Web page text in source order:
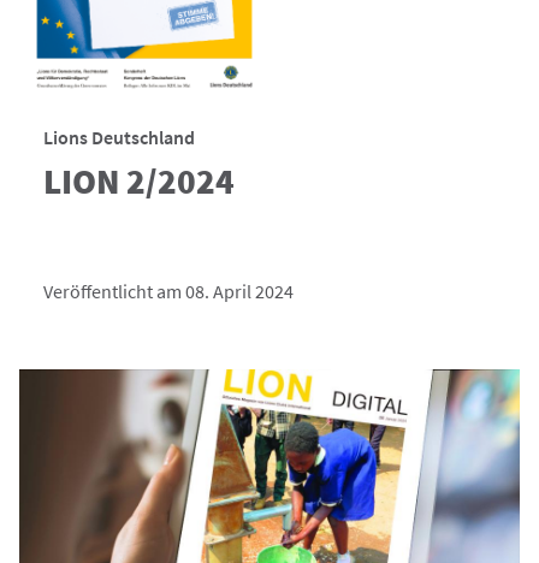
Lions Deutschland
LION 2/2024
Veröffentlicht am 08. April 2024